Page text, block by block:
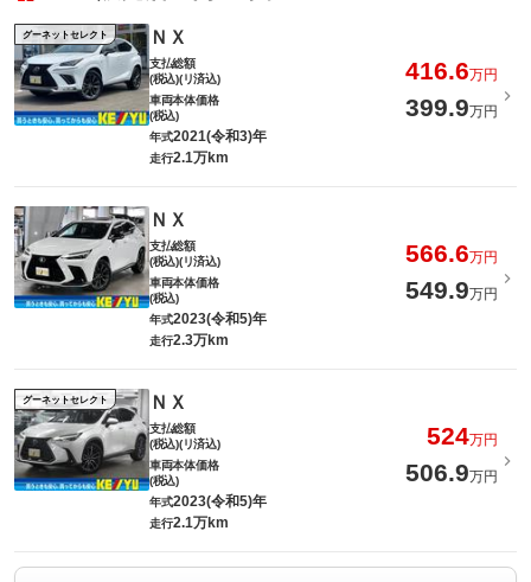
グーネットセレクト ＮＸ
支払総額
(税込)(リ済込)
416.6万円
車両本体価格
(税込)
399.9万円
年式2021(令和3)年
走行2.1万km
ＮＸ
支払総額
(税込)(リ済込)
566.6万円
車両本体価格
(税込)
549.9万円
年式2023(令和5)年
走行2.3万km
グーネットセレクト ＮＸ
支払総額
(税込)(リ済込)
524万円
車両本体価格
(税込)
506.9万円
年式2023(令和5)年
走行2.1万km